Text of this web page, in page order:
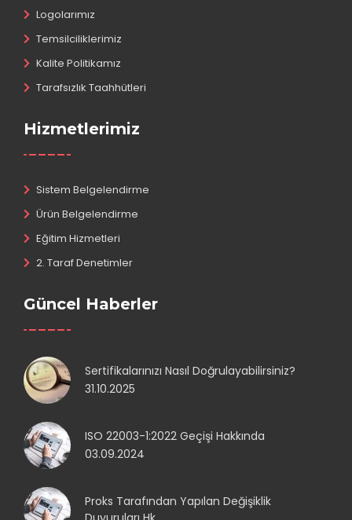
Logolarımız
Temsilciliklerimiz
Kalite Politikamız
Tarafsızlık Taahhütleri
Hizmetlerimiz
Sistem Belgelendirme
Ürün Belgelendirme
Eğitim Hizmetleri
2. Taraf Denetimler
Güncel Haberler
Sertifikalarınızı Nasıl Doğrulayabilirsiniz?
31.10.2025
ISO 22003-1:2022 Geçişi Hakkında
03.09.2024
Proks Tarafından Yapılan Değişiklik